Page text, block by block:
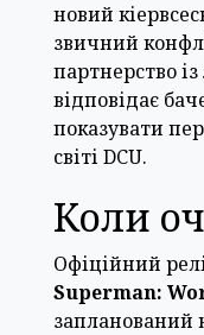
новий
звичний
партнерство
відповідає
показувати
світі DCU.
Коли
Офіційний
Superman:
запланований